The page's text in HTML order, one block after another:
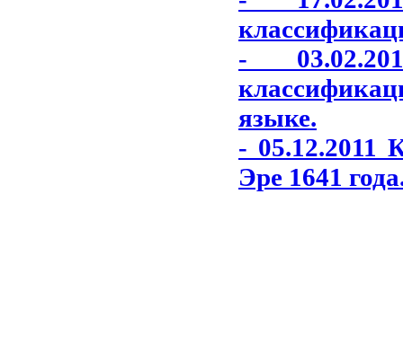
-
языке.
- 05.12.2011
Эре 1641